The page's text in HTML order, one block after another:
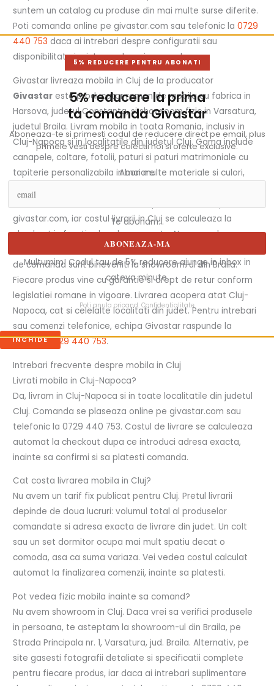
suntem un catalog cu produse din mai multe surse diferite.
Poti comanda online pe givastar.com sau telefonic la0729
440 753 daca ai intrebari despre configuratii sau
disponibilitate inainte sa plasezi comanda.
Givastar livreaza mobila in Cluj de la producator
Givastar este producator roman de mobila cu fabrica in
Harsova, judetul Constanta, si showroom fizic in Varsatura,
judetul Braila. Livram mobila in toata Romania, inclusiv in
Cluj-Napoca si in localitatile din judetul Cluj. Gama include
canapele, coltare, fotolii, paturi si paturi matrimoniale cu
tapiterie personalizabila in mai multe materiale si culori,
givastar.com, iar costul livrarii in Cluj se calculeaza la
checkout in functie de adresa exacta. Nu avem showroom
in Cluj, insa clientii care doresc sa vada produsele inainte
de comanda sunt bineveniti la showroom-ul din Braila.
Fiecare produs vine cu garantie si drept de retur conform
legislatiei romane in vigoare. Livrarea acopera atat Cluj-
Napoca, cat si celelalte localitati din judet. Pentru intrebari
sau comenzi telefonice, echipa Givastar raspunde la
numarul0729 440 753.
Intrebari frecvente despre mobila in Cluj
Livrati mobila in Cluj-Napoca?
Da, livram in Cluj-Napoca si in toate localitatile din judetul
Cluj. Comanda se plaseaza online pe givastar.com sau
telefonic la 0729 440 753. Costul de livrare se calculeaza
automat la checkout dupa ce introduci adresa exacta,
inainte sa confirmi si sa platesti comanda.
Cat costa livrarea mobila in Cluj?
Nu avem un tarif fix publicat pentru Cluj. Pretul livrarii
depinde de doua lucruri: volumul total al produselor
comandate si adresa exacta de livrare din judet. Un colt
sau un set dormitor ocupa mai mult spatiu decat o
comoda, asa ca suma variaza. Vei vedea costul calculat
automat la finalizarea comenzii, inainte sa platesti.
Pot vedea fizic mobila inainte sa comand?
Nu avem showroom in Cluj. Daca vrei sa verifici produsele
in persoana, te asteptam la showroom-ul din Braila, pe
Strada Principala nr. 1, Varsatura, jud. Braila. Alternativ, pe
site gasesti fotografii detaliate si specificatii complete
pentru fiecare produs, iar daca ai intrebari suplimentare
5% REDUCERE PENTRU ABONATI
5% reducere la prima
ta comanda Givastar
Aboneaza-te si primesti codul de reducere direct pe email, plus
primele vesti despre colectii noi si oferte exclusive.
Abonare
Te abonam...
ABONEAZA-MA
Multumim! Codul tau de 5% reducere ajunge in inbox in
cateva minute.
Poti anula oricand. Confidentialitate
INCHIDE